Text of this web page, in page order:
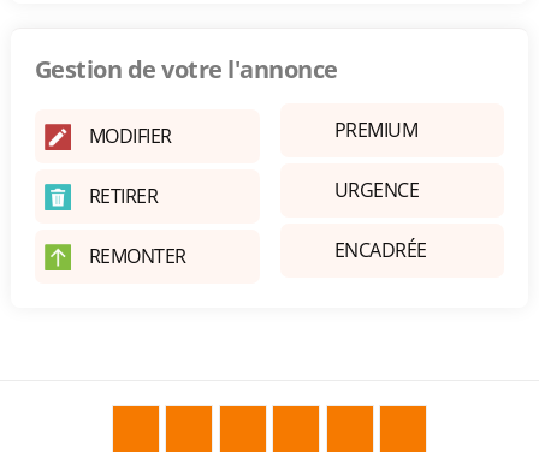
Gestion de votre l'annonce
MODIFIER
RETIRER
REMONTER
PREMIUM
URGENCE
ENCADRÉE